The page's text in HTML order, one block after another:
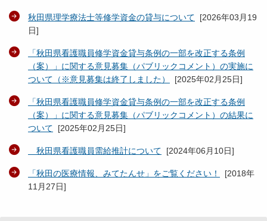
秋田県理学療法士等修学資金の貸与について [2026年03月19
日]
「秋田県看護職員修学資金貸与条例の一部を改正する条例
（案）」に関する意見募集（パブリックコメント）の実施に
ついて（※意見募集は終了しました）
[2025年02月25日]
「秋田県看護職員修学資金貸与条例の一部を改正する条例
（案）」に関する意見募集（パブリックコメント）の結果に
ついて [2025年02月25日]
秋田県看護職員需給推計について [2024年06月10日]
「秋田の医療情報、みてたんせ」をご覧ください！ [2018年
11月27日]